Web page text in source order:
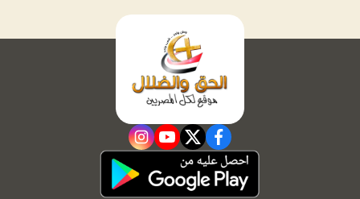
facebook
twitter
youtube
instagram